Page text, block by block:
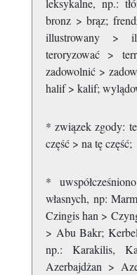
leksykalne, np.:
bronz > brąz;
illustrowany >
teroryzować >
zadowolnić >
halif > kalif;
* związek zgody:
część > na tę część;
*
własnych, np:
Czingis han >
> Abu Bakr;
np.: Karakilis,
Azerbajdżan >